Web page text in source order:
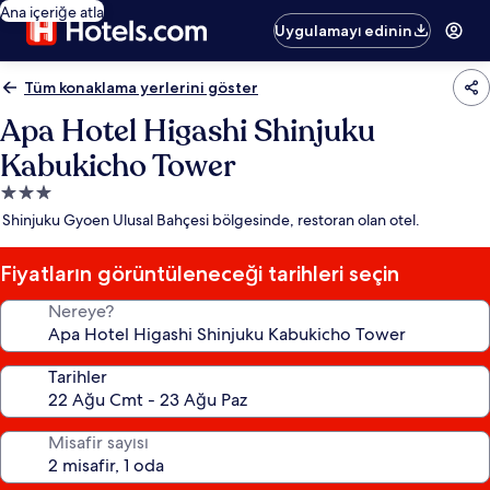
Ana içeriğe atla
Uygulamayı edinin
Tüm konaklama yerlerini göster
Apa Hotel Higashi Shinjuku
Kabukicho Tower
3.0
yıldızlı
yeri
Shinjuku Gyoen Ulusal Bahçesi bölgesinde, restoran olan otel.
Fiyatların görüntüleneceği tarihleri seçin
Nereye?
Tarihler
Misafir sayısı